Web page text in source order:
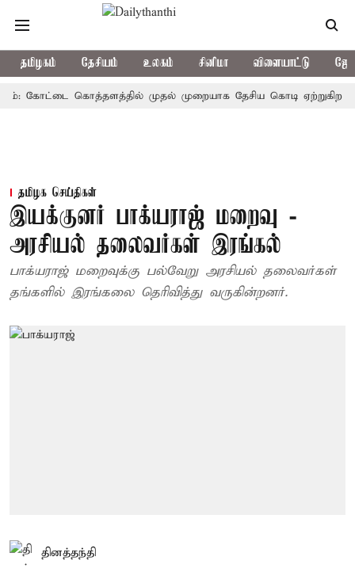
தமிழகம் தேசியம் உலகம் சினிமா விளையாட்டு
கொத்தளத்தில் முதல் முறையாக தேசிய கொடி ஏற்றுகிறார்,
தமிழக செய்திகள்
இயக்குனர் பாக்யராஜ் மறைவு -
அரசியல் தலைவர்கள் இரங்கல்
பாக்யராஜ் மறைவுக்கு பல்வேறு அரசியல் தலைவர்கள்
தங்களில் இரங்கலை தெரிவித்து வருகின்றனர்.
தினத்தந்தி